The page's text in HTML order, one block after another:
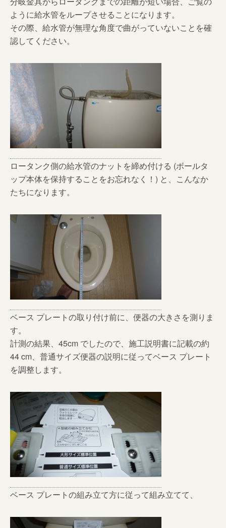
ように給水管をループさせることになります。
その際、給水管が無理な角度で曲がっていないことを確
認してください。
ロータンク側の給水管のナットを締め付ける (ボールタ
ップ本体を保持することをお忘れなく！) と、こんなか
たちになります。
ベース プレートの取り付け前に、便器の大きさを測りま
す。
計測の結果、45cm でしたので、施工説明書に記載の約
44 cm、普通サイズ便器の説明に従ってベース プレート
を調整します。
ベース プレートの組み立て方に従って組み立てて、